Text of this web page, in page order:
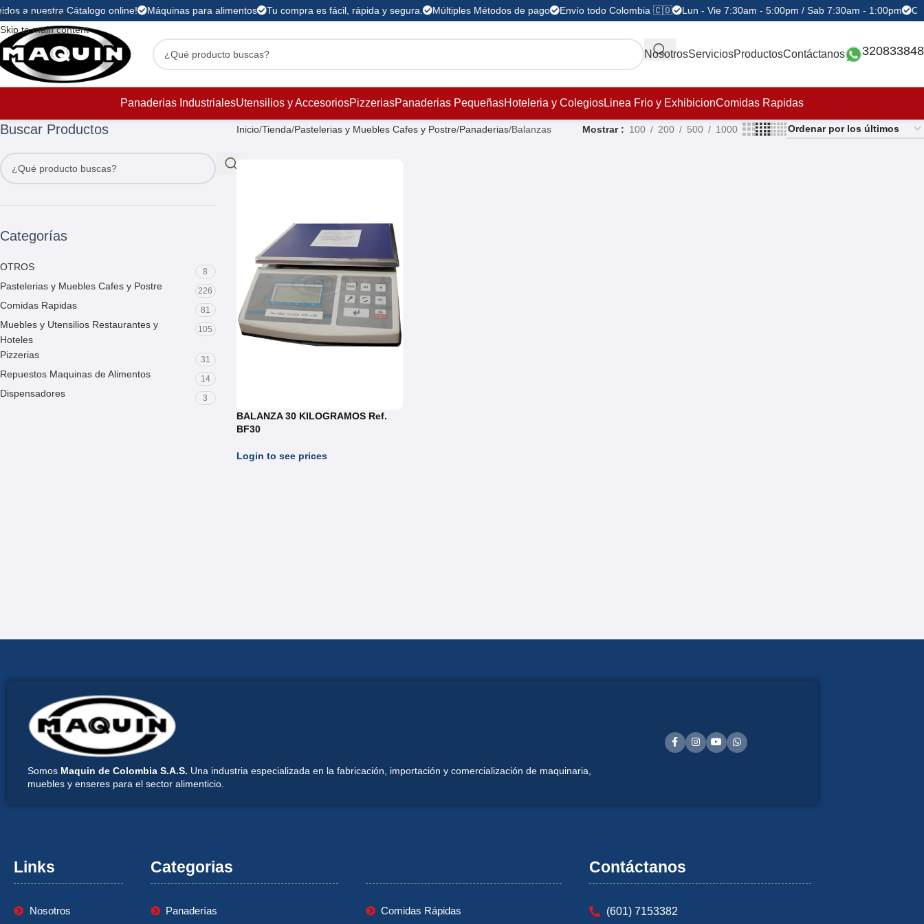
Skip to navigation
Skip to main content
a nuestra Cátalogo online! Máquinas para alimentos Tu compra es fácil, rápida y segura. Múltiples Métodos de pago Envío todo Colombia 🇨🇴 Lun - Vie 7:30am - 5:00pm / Sab 7:30am - 1:00pm
NosotrosServiciosProductosContáctanos
Panaderias IndustrialesUtensilios y AccesoriosPizzeriasPanaderias PequeñasHoteleria y ColegiosLinea Frio y ExhibicionComidas Rapidas
Buscar Productos
Categorías
OTROS 8
Pastelerias y Muebles Cafes y Postre 226
Comidas Rapidas 81
Muebles y Utensilios Restaurantes y
Hoteles
105
Pizzerias 31
Repuestos Maquinas de Alimentos 14
Dispensadores 3
Inicio Tienda Pastelerias y Muebles Cafes y Postre Panaderias Balanzas Mostrar 100 200 500 1000
BALANZA 30 KILOGRAMOS Ref.
BF30
Login to see prices
Somos Maquin de Colombia S.A.S. Una industria especializada en la fabricación, importación y comercialización de maquinaria,
muebles y enseres para el sector alimenticio.
Links
Nosotros
Categorias
Panaderías
Comidas Rápidas
Contáctanos
(601) 7153382